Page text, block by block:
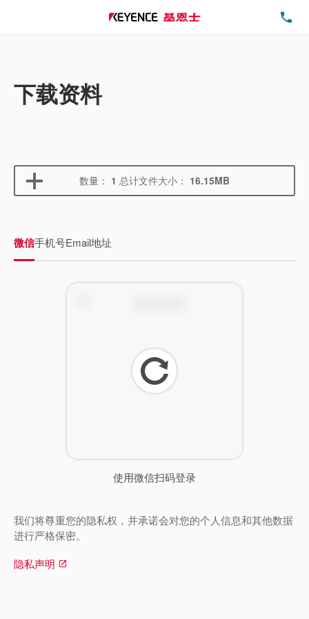
下载资料
数量： 1 总计文件大小： 16.15MB
微信手机号Email地址
使用微信扫码登录
刷
新
我们将尊重您的隐私权，并承诺会对您的个人信息和其他数据
进行严格保密。
隐私声明